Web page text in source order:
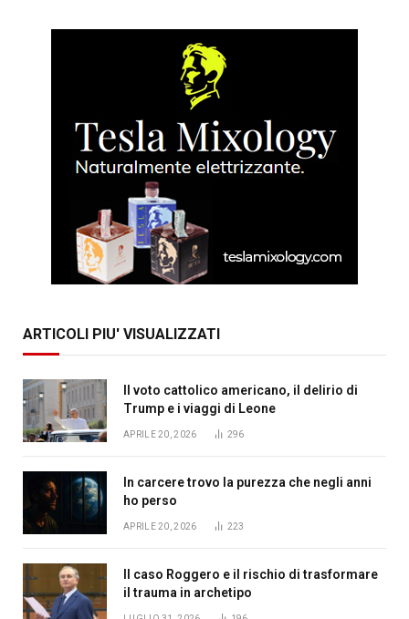
ARTICOLI PIU' VISUALIZZATI
Il voto cattolico americano, il delirio di
Trump e i viaggi di Leone
APRILE 20, 2026 296
In carcere trovo la purezza che negli anni
ho perso
APRILE 20, 2026 223
Il caso Roggero e il rischio di trasformare
il trauma in archetipo